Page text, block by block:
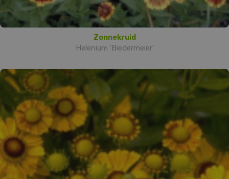
Zonnekruid
Helenium 'Biedermeier'